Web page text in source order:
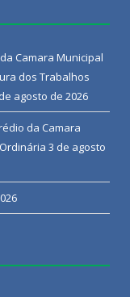
Camara Municipal
dos Trabalhos
agosto de 2026
da Camara
3 de agosto